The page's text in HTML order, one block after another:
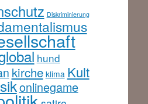
Diskriminierung
hund
kirche klima Kult
onlinegame